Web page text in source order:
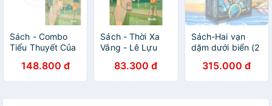
Sách - Combo
Tiểu Thuyết Của
Sóng Ở Đáy
Sông + Thời Xa
148.800 đ
Sách - Thời Xa
Vắng - Lê Lựu
83.300 đ
Sách-Hai vạn
dặm dưới biển (2
315.000 đ